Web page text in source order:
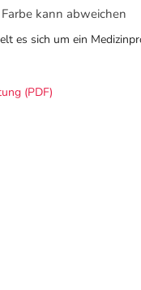
kann abweichen
es sich um ein
(PDF)